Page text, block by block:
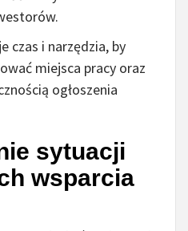
czas i narzędzia, by
miejsca pracy oraz
ogłoszenia
sytuacji
wsparcia